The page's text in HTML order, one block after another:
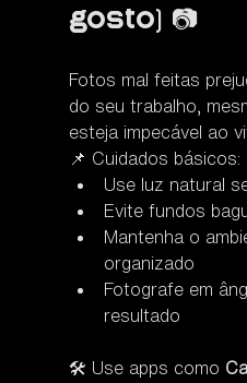
gosto) 📷
Fotos mal feitas
do seu trabalho,
esteja impecável ao
📌 Cuidados básicos:
Use luz natural
Evite fundos
Mantenha o
organizado
Fotografe em
resultado
🛠️ Use apps como